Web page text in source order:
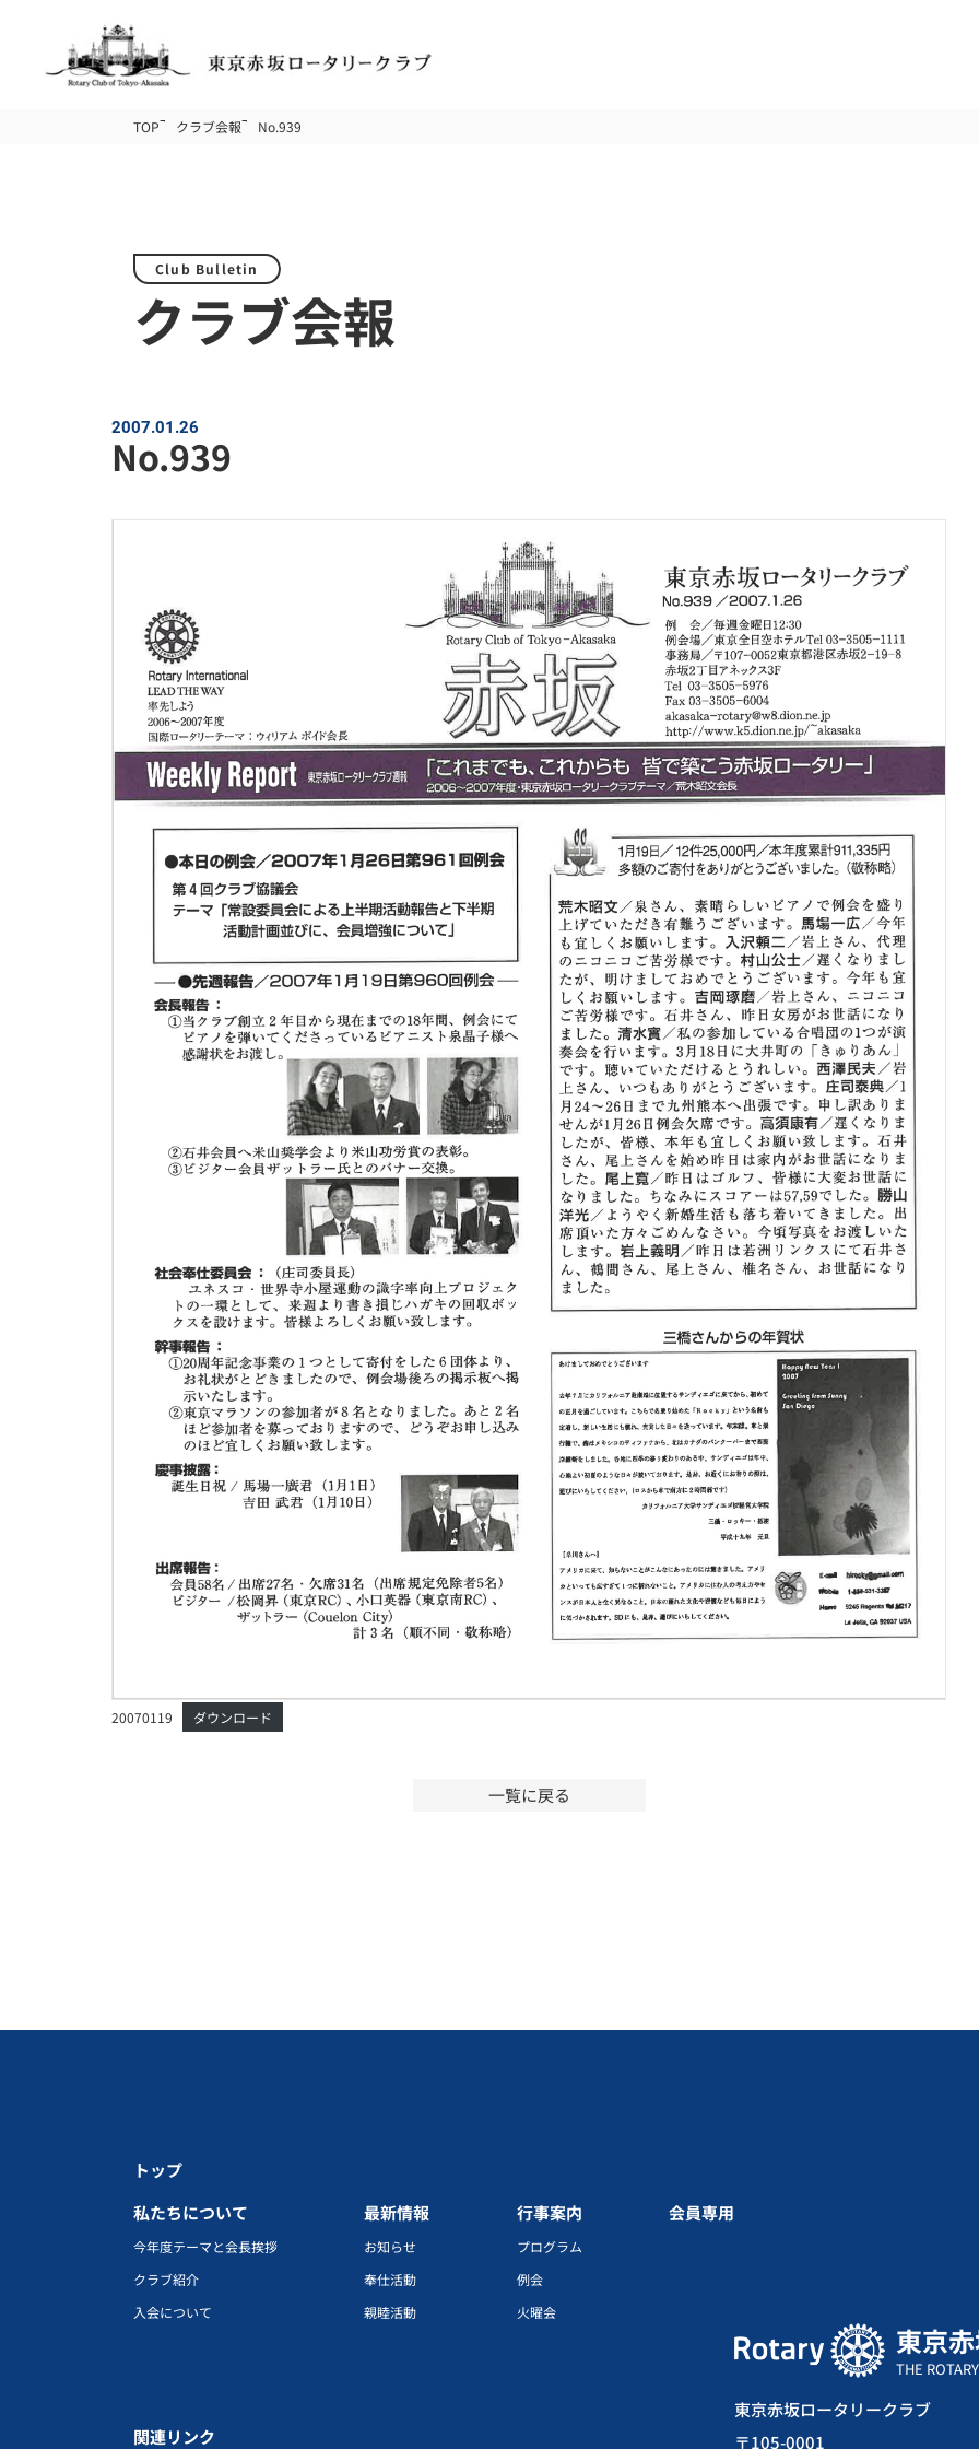
TOP クラブ会報 No.939
Club Bulletin
クラブ会報
2007.01.26
No.939
20070119 ダウンロード
一覧に戻る
トップ
私たちについて
今年度テーマと会長挨拶
クラブ紹介
入会について
最新情報
お知らせ
奉仕活動
親睦活動
行事案内
プログラム
例会
火曜会
会員専用
関連リンク
東京
THE
東京赤坂ロータリークラブ
〒105-0001